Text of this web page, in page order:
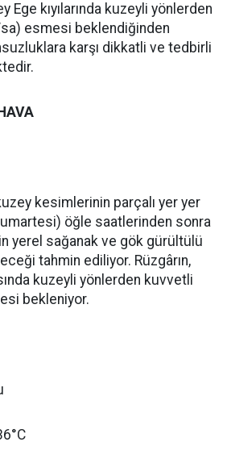
Ege kıyılarında kuzeyli yönlerden
esmesi beklendiğinden
karşı dikkatli ve tedbirli
kesimlerinin parçalı yer yer
öğle saatlerinden sonra
yerel sağanak ve gök gürültülü
tahmin ediliyor. Rüzgârın,
kuzeyli yönlerden kuvvetli
bekleniyor.